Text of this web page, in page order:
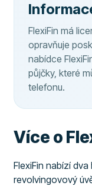
FlexiFin má
opravňuje
nabídce
půjčky, které
telefonu.
Více o
FlexiFin nabízí
revolvingovový